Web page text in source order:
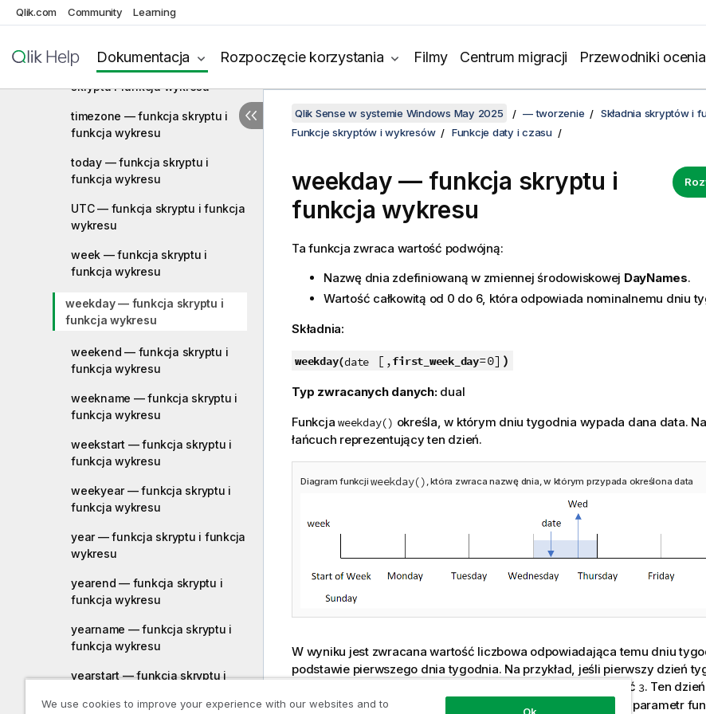
Qlik.com Community Learning
Dokumentacja Rozpoczęcie korzystania Filmy Centrum migracji Przewodniki
setdateyear — funkcja skryptu i
setdateyearmonth — funkcja
skryptu i funkcja wykresu
timezone — funkcja skryptu i
funkcja wykresu
today — funkcja skryptu i
funkcja wykresu
UTC — funkcja skryptu i funkcja
wykresu
week — funkcja skryptu i
funkcja wykresu
weekday — funkcja skryptu i
funkcja wykresu
weekend — funkcja skryptu i
funkcja wykresu
weekname — funkcja skryptu i
funkcja wykresu
weekstart — funkcja skryptu i
funkcja wykresu
weekyear — funkcja skryptu i
funkcja wykresu
year — funkcja skryptu i funkcja
wykresu
yearend — funkcja skryptu i
funkcja wykresu
yearname — funkcja skryptu i
funkcja wykresu
yearstart — funkcja skryptu i
Qlik Sense w systemie Windows May 2025 — tworzenie
Składnia skryptów i
Funkcje skryptów i wykresów
Funkcje daty i czasu
weekday — funkcja skryptu i
funkcja wykresu
Ta funkcja zwraca wartość podwójną:
Nazwę dnia zdefiniowaną w zmiennej środowiskowej DayNames.
Wartość całkowitą od 0 do 6, która odpowiada nominalnemu dniu
Składnia:
weekday(date [,first_week_day=0] )
Typ zwracanych danych: dual
Funkcja weekday() określa, w którym dniu tygodnia wypada dana data.
łańcuch reprezentujący ten dzień.
Diagram funkcji weekday() , która zwraca nazwę dnia, w którym przypada określona data
W wyniku jest zwracana wartość liczbowa odpowiadająca temu dniu
podstawie pierwszego dnia tygodnia. Na przykład, jeśli pierwszy dzień
ustawiony na niedzielę, dla środy zostanie zwrócona wartość 3. Ten
określony przez zmienną systemową
FirstWeekDay lub przez parametr
We use cookies to improve your experience with our websites and to